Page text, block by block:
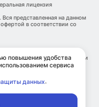
повышения удобства
сервиса
данных.
лицензия
представленная на данном
в соответствии со
по обработке
персональных данных и
персональных данных
данных.
cookie с целью улучшения
сайтом, в том числе с